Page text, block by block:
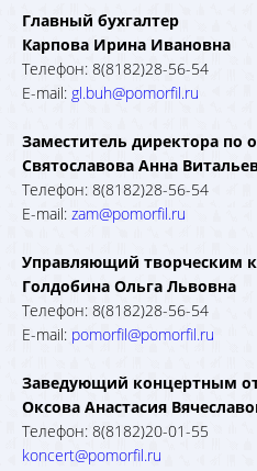
Главный бухгалтер
Карпова Ирина Ивановна
Телефон: 8(8182)28-56-54
E-mail: gl.buh@pomorfil.ru
Заместитель директора по
Святославова Анна
Телефон: 8(8182)28-56-54
E-mail: zam@pomorfil.ru
Управляющий творческим
Голдобина Ольга Львовна
Телефон: 8(8182)28-56-54
E-mail: pomorfil@pomorfil.ru
Заведующий концертным
Оксова Анастасия
Телефон: 8(8182)20-01-55
koncert@pomorfil.ru